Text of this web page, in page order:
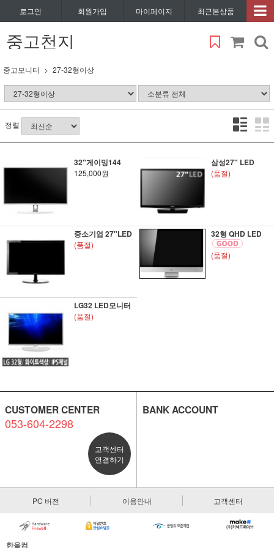
로그인 회원가입 마이페이지 최근본상품
중고천지
중고모니터 27-32형이상
정렬
32"게이밍144
125,000원
삼성27" LED
(품절)
중소기업 27"LED
(품절)
32형 QHD LED
(품절)
LG32 LED모니터
(품절)
CUSTOMER CENTER
053-604-2298
고객센터
연결하기
BANK ACCOUNT
PC 버전 이용안내 고객센터
한울컴